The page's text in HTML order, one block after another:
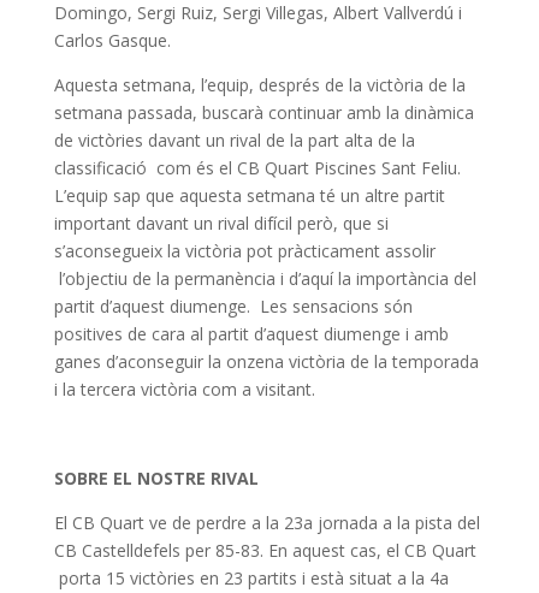
Domingo, Sergi Ruiz, Sergi Villegas, Albert Vallverdú i
Carlos Gasque.
Aquesta setmana, l’equip, després de la victòria de la
setmana passada, buscarà continuar amb la dinàmica
de victòries davant un rival de la part alta de la
classificació com és el CB Quart Piscines Sant Feliu.
L’equip sap que aquesta setmana té un altre partit
important davant un rival difícil però, que si
s’aconsegueix la victòria pot pràcticament assolir
l’objectiu de la permanència i d’aquí la importància del
partit d’aquest diumenge. Les sensacions són
positives de cara al partit d’aquest diumenge i amb
ganes d’aconseguir la onzena victòria de la temporada
i la tercera victòria com a visitant.
SOBRE EL NOSTRE RIVAL
El CB Quart ve de perdre a la 23a jornada a la pista del
CB Castelldefels per 85-83. En aquest cas, el CB Quart
porta 15 victòries en 23 partits i està situat a la 4a